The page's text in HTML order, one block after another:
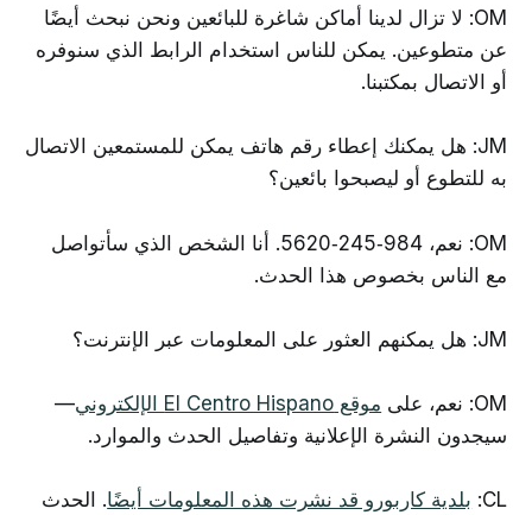
OM: لا تزال لدينا أماكن شاغرة للبائعين ونحن نبحث أيضًا
عن متطوعين. يمكن للناس استخدام الرابط الذي سنوفره
أو الاتصال بمكتبنا.
JM: هل يمكنك إعطاء رقم هاتف يمكن للمستمعين الاتصال
به للتطوع أو ليصبحوا بائعين؟
OM: نعم، 984‑245‑5620. أنا الشخص الذي سأتواصل
مع الناس بخصوص هذا الحدث.
JM: هل يمكنهم العثور على المعلومات عبر الإنترنت؟
OM: نعم، على موقع El Centro Hispano الإلكتروني
—
سيجدون النشرة الإعلانية وتفاصيل الحدث والموارد.
CL: بلدية كاربورو قد نشرت هذه المعلومات أيضًا. الحدث